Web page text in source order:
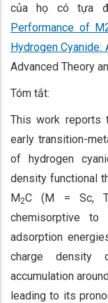
của họ có tựa
Performance of
Hydrogen
Advanced Theory
Tóm tắt:
This work reports
early transition-
of hydrogen
density functional
M2C (M = Sc,
chemisorptive
adsorption
charge density
accumulation
leading to its